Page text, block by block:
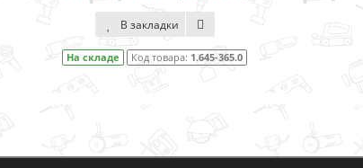
В закладки
На складе Код товара: 1.645-365.0